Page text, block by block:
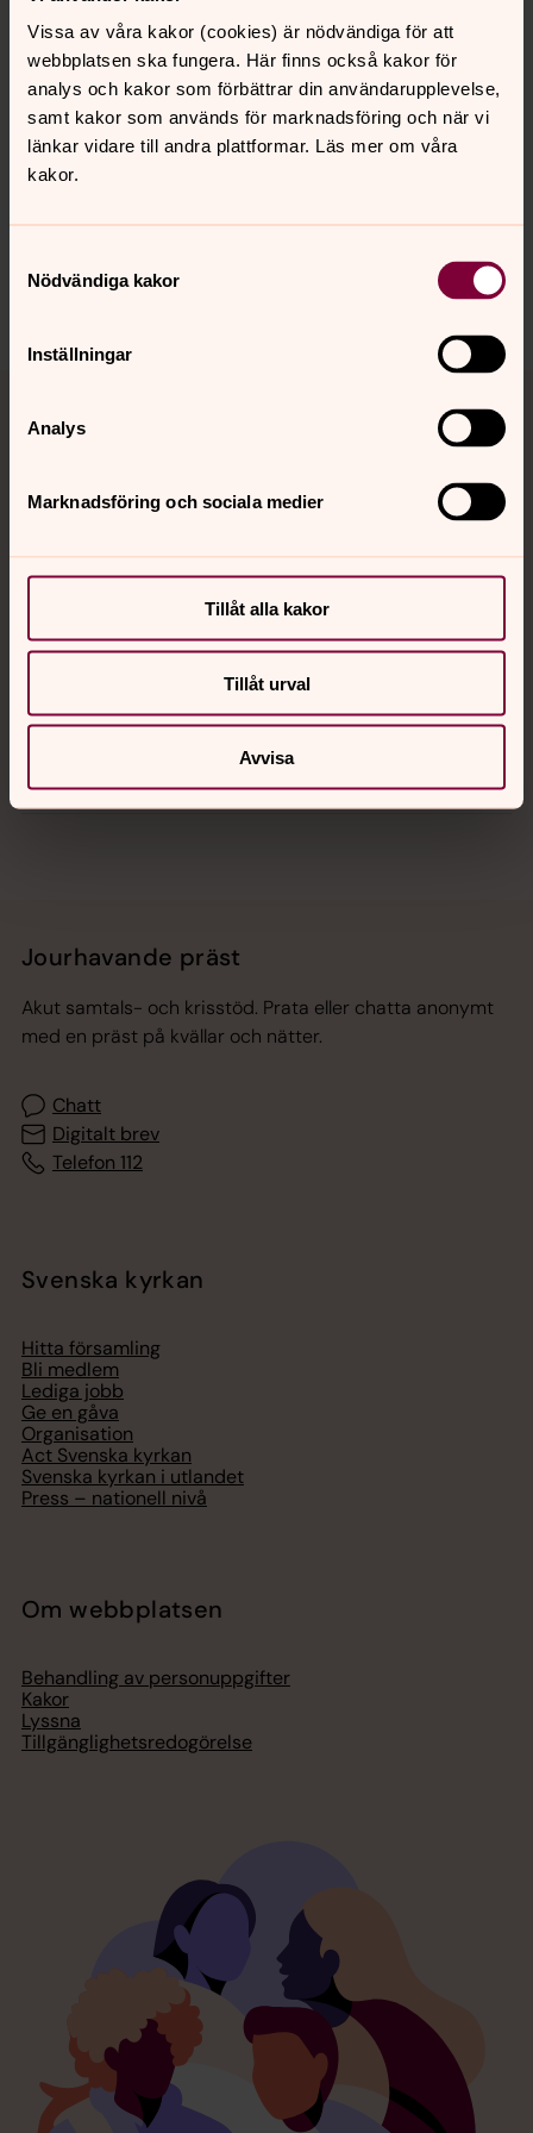
Vissa av våra kakor (cookies) är nödvändiga för att
webbplatsen ska fungera. Här finns också kakor för
analys och kakor som förbättrar din användarupplevelse,
samt kakor som används för marknadsföring och när vi
länkar vidare till andra plattformar. Läs mer om våra
kakor.
Nödvändiga kakor
Inställningar
Analys
Marknadsföring och sociala medier
Tillåt alla kakor
Tillåt urval
Avvisa
Joy through love shared
Rakkaudella, iloon kutsutut
Senast ändrad 26 september 2024
innehåll?
Kontakt
Kalender
Jourhavande präst
Akut samtals- och krisstöd. Prata eller chatta anonymt
med en präst på kvällar och nätter.
Chatt
Digitalt brev
Telefon 112
Svenska kyrkan
Hitta församling
Bli medlem
Lediga jobb
Ge en gåva
Organisation
Act Svenska kyrkan
Svenska kyrkan i utlandet
Press – nationell nivå
Om webbplatsen
Behandling av personuppgifter
Kakor
Lyssna
Tillgänglighetsredogörelse